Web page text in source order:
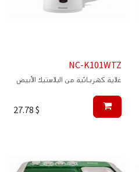
NC-K101WTZ
غلاية كهربائية من البلاستيك الأبيض
$
27.78